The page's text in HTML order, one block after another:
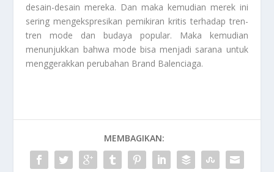
desain-desain mereka. Dan maka kemudian merek ini
sering mengekspresikan pemikiran kritis terhadap tren-
tren mode dan budaya popular. Maka kemudian
menunjukkan bahwa mode bisa menjadi sarana untuk
menggerakkan perubahan Brand Balenciaga.
MEMBAGIKAN: